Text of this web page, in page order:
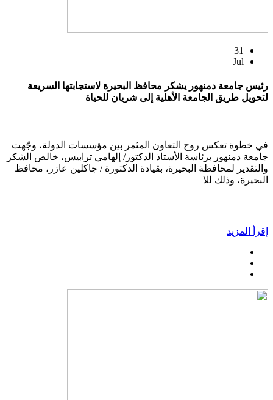
31
Jul
رئيس جامعة دمنهور يشكر محافظ البحيرة لاستجابتها السريعة
لتحويل طريق الجامعة الأهلية إلى شريان للحياة
في خطوة تعكس روح التعاون المثمر بين مؤسسات الدولة، وجّهت
جامعة دمنهور برئاسة الأستاذ الدكتور/ إلهامي ترابيس، خالص الشكر
والتقدير لمحافظة البحيرة، بقيادة الدكتورة / جاكلين عازر، محافظ
البحيرة، وذلك للا
إقرأ المزيد